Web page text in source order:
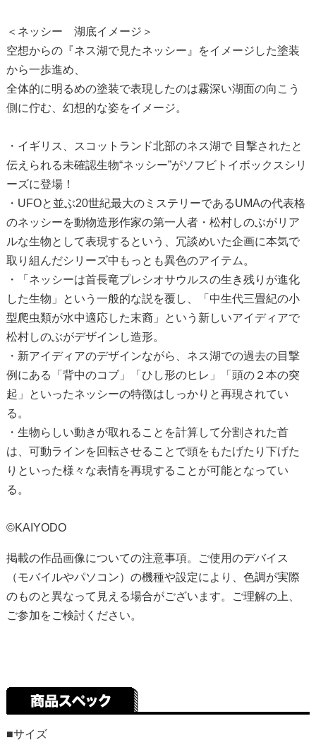
＜ネッシー 湖底イメージ＞
空想からの『ネス湖で見たネッシー』をイメージした塗装
から一歩進め、
全体的に明るめの塗装で表現したのは霧深い湖面の向こう
側に佇む、幻想的な姿をイメージ。
・イギリス、スコットランド北部のネス湖で 目撃されたと
伝えられる未確認生物“ネッシー”がソフビトイボックスシリ
ーズに登場！
・UFOと並ぶ20世紀最大のミステリーであるUMAの代表格
のネッシーを動物造形作家の第一人者・松村しのぶがリア
ルな生物として表現するという、冗談めいた企画に本気で
取り組んだシリーズ中もっとも異色のアイテム。
・「ネッシーは首長竜プレシオサウルスの生き残りが進化
した生物」という一般的な説を覆し、「中生代三畳紀の小
型爬虫類が水中適応した末裔」という新しいアイディアで
松村しのぶがデザインし造形。
・新アイディアのデザインながら、ネス湖での過去の目撃
例にある「背中のコブ」「ひし形のヒレ」「頭の２本の突
起」といったネッシーの特徴はしっかりと再現されてい
る。
・生物らしい動きが取れることを計算して分割された首
は、可動ラインを回転させることで頭をもたげたり下げた
りといった様々な表情を再現することが可能となってい
る。
©KAIYODO
掲載の作品画像についての注意事項。ご使用のデバイス
（モバイルやパソコン）の機種や設定により、色調が実際
のものと異なって見える場合がございます。ご理解の上、
ご参加をご検討ください。
■サイズ